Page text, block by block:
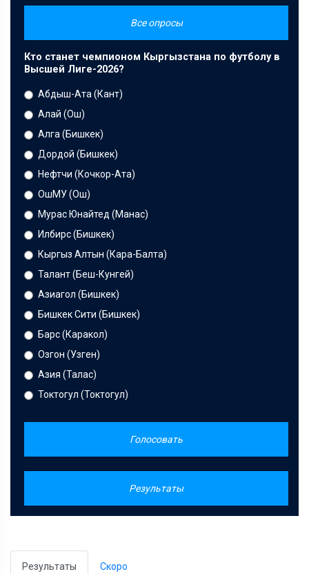
Все опросы
Кто станет чемпионом Кыргызстана по футболу в
Высшей Лиге-2026?
Абдыш-Ата (Кант)
Алай (Ош)
Алга (Бишкек)
Дордой (Бишкек)
Нефтчи (Кочкор-Ата)
ОшМУ (Ош)
Мурас Юнайтед (Манас)
Илбирс (Бишкек)
Кыргыз Алтын (Кара-Балта)
Талант (Беш-Кунгей)
Азиагол (Бишкек)
Бишкек Сити (Бишкек)
Барс (Каракол)
Озгон (Узген)
Азия (Талас)
Токтогул (Токтогул)
Голосовать
Результаты
Результаты Скоро